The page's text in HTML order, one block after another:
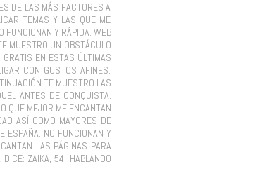
DE LAS MÁS FACTORES A
TEMAS Y LAS QUE ME
FUNCIONAN Y RÁPIDA. WEB
MUESTRO UN OBSTÁCULO
EN ESTAS ÚLTIMAS
CON GUSTOS AFINES.
TE MUESTRO LAS
ANTES DE CONQUISTA.
QUE MEJOR ME ENCANTAN
ASÍ COMO MAYORES DE
ESPAÑA. NO FUNCIONAN Y
LAS PÁGINAS PARA
ZAIKA, 54, HABLANDO